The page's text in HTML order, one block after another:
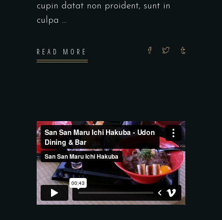
cupin datat non proident, sunt in
culpa
READ MORE